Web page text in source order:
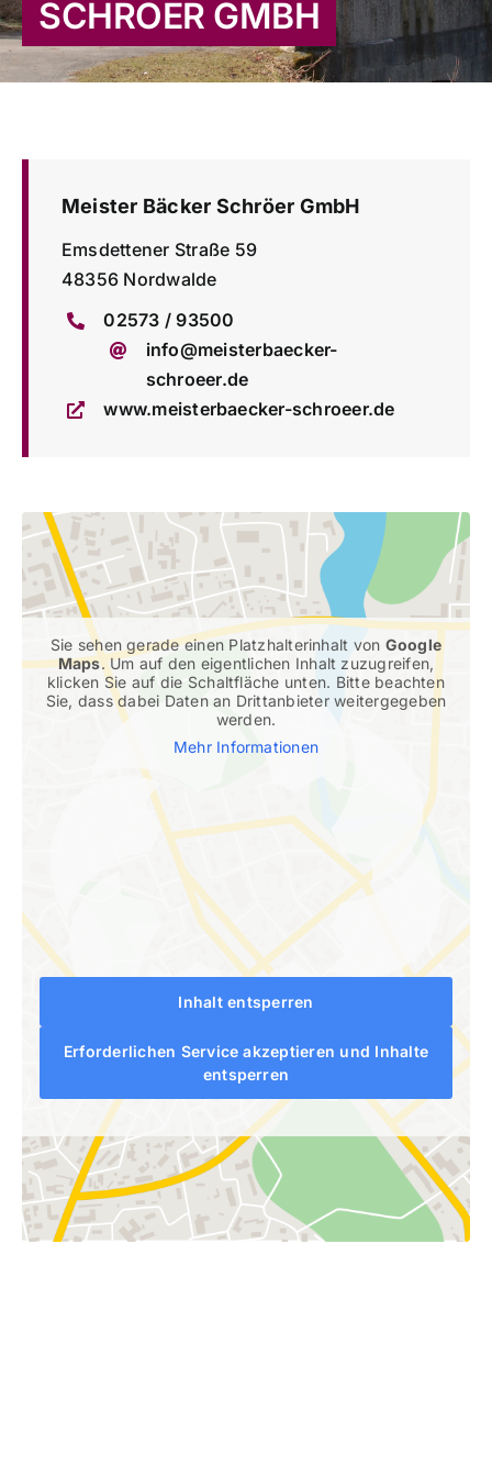
ÜBER UNS
SCHRÖER GMBH
Meister Bäcker Schröer GmbH
Emsdettener Straße 59
48356 Nordwalde
02573 / 93500
info@meisterbaecker-
schroeer.de
www.meisterbaecker-schroeer.de
Sie sehen gerade einen Platzhalterinhalt von Google
Maps. Um auf den eigentlichen Inhalt zuzugreifen,
klicken Sie auf die Schaltfläche unten. Bitte beachten
Sie, dass dabei Daten an Drittanbieter weitergegeben
werden.
Mehr Informationen
Inhalt entsperren
Erforderlichen Service akzeptieren und Inhalte
entsperren